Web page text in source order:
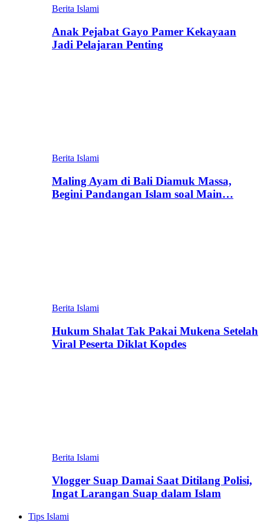
Berita Islami
Anak Pejabat Gayo Pamer Kekayaan
Jadi Pelajaran Penting
Berita Islami
Maling Ayam di Bali Diamuk Massa,
Begini Pandangan Islam soal Main…
Berita Islami
Hukum Shalat Tak Pakai Mukena Setelah
Viral Peserta Diklat Kopdes
Berita Islami
Vlogger Suap Damai Saat Ditilang Polisi,
Ingat Larangan Suap dalam Islam
Tips Islami